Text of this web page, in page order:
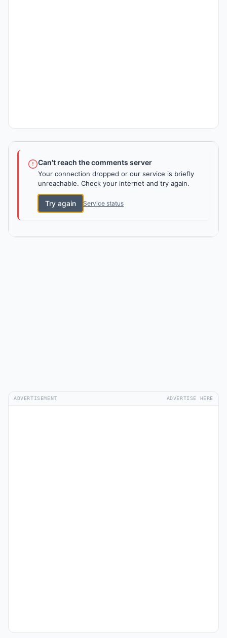
Can't reach the comments server
Your connection dropped or our service is briefly
unreachable. Check your internet and try again.
Try again Service status
ADVERTISEMENT ADVERTISE HERE